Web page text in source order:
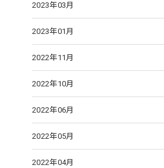
2023年03月
2023年01月
2022年11月
2022年10月
2022年06月
2022年05月
2022年04月